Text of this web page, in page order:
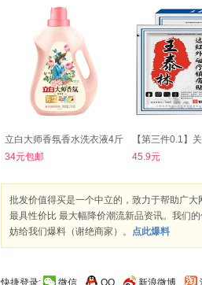
立白大师香氛香水洗衣液4斤
34元包邮
45.9元
批发价值得买是一个中立的，致力于帮助广
最具性价比 最大幅降价潮流新品资讯。我们
妨给我们爆料（谢绝商家）。
点此爆料
快捷登录: 微信 QQ 新浪微博